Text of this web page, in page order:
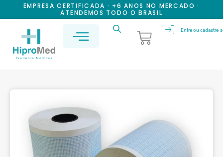
EMPRESA CERTIFICADA · +6 ANOS NO MERCADO ·
ATENDEMOS TODO O BRASIL
Entre ou cadastre-